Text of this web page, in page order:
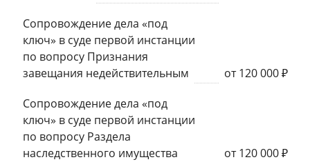
Сопровождение дела «под
ключ» в суде первой инстанции
по вопросу Признания
завещания недействительным
от 120 000 ₽
Сопровождение дела «под
ключ» в суде первой инстанции
по вопросу Раздела
наследственного имущества
от 120 000 ₽